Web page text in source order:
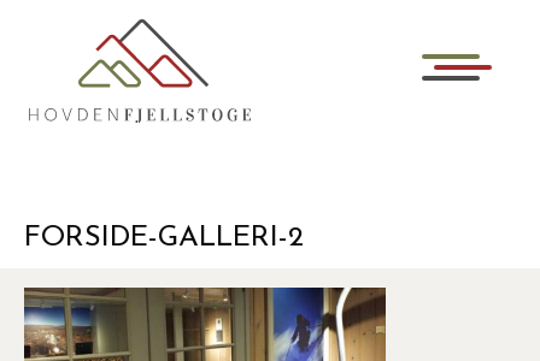
FORSIDE-GALLERI-2